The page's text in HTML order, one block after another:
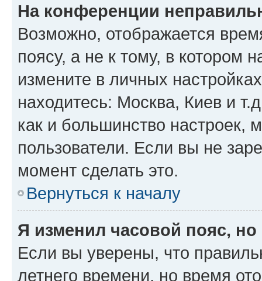
На конференции
Возможно, отображается
поясу, а не к тому, в котором
измените в личных
находитесь: Москва, Киев и
как и большинство настроек,
пользователи. Если вы не
момент сделать это.
Вернуться к началу
Я изменил часовой пояс,
Если вы уверены, что
летнего времени, но время